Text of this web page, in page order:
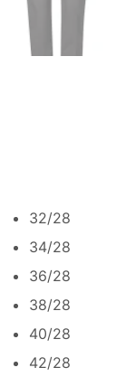
32/28
34/28
36/28
38/28
40/28
42/28